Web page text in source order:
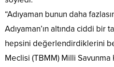
“Adıyaman bunun daha
Adıyaman’ın altında ciddi bir
hepsini değerlendirdiklerini
Meclisi (TBMM) Milli Savunma